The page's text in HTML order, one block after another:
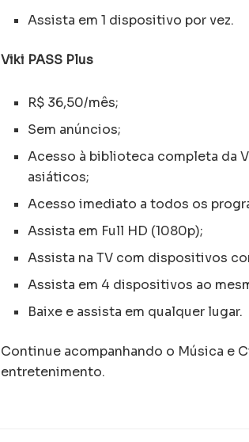
Assista em 1 dispositivo por vez.
Viki PASS Plus
R$ 36,50/mês;
Sem anúncios;
Acesso à biblioteca completa da
asiáticos;
Acesso imediato a todos os
Assista em Full HD (1080p);
Assista na TV com dispositivos
Assista em 4 dispositivos ao
Baixe e assista em qualquer lugar.
Continue acompanhando o Música e
entretenimento.